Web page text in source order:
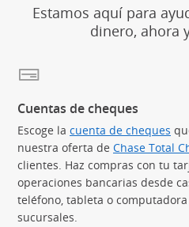
Estamos aquí para
dinero, ahora
Cuentas de cheques
Escoge la cuenta de cheques
nuestra oferta de Chase Total
clientes. Haz compras con tu
operaciones bancarias desde
teléfono, tableta o computadora
sucursales.